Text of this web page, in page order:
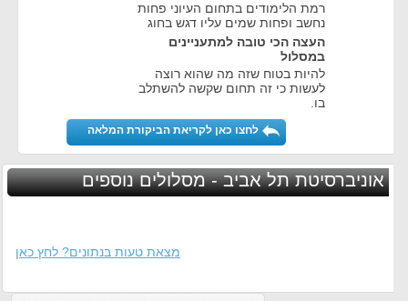
רמת הלימודים בתחום העיוני פחות
נחשב ופחות שמים עליו דגש בחוג
העצה הכי טובה למתעניינים
במסלול
להיות בטוח שזה מה שהוא רוצה
לעשות כי זה תחום שקשה להשתלב
בו.
לחצו כאן לקריאת הביקורת המלאה
אוניברסיטת תל אביב - מסלולים נוספים
מצאת טעות בנתונים? לחץ כאן